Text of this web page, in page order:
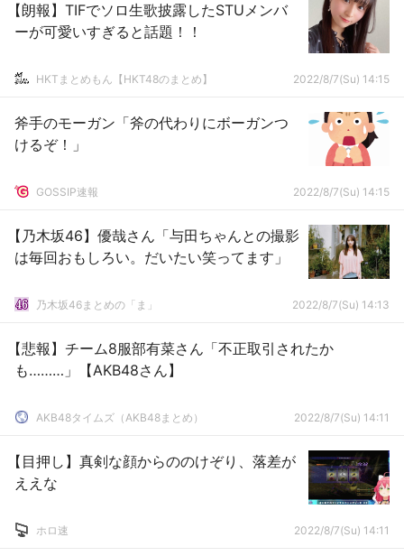
【朗報】TIFでソロ生歌披露したSTUメンバ
ーが可愛いすぎると話題！！
HKTまとめもん【HKT48のまとめ】 2022/8/7(Su) 14:15
斧手のモーガン「斧の代わりにボーガンつ
けるぞ！」
GOSSIP速報 2022/8/7(Su) 14:15
【乃木坂46】優哉さん「与田ちゃんとの撮影
は毎回おもしろい。だいたい笑ってます」
乃木坂46まとめの「ま」 2022/8/7(Su) 14:13
【悲報】チーム8服部有菜さん「不正取引されたか
も………」【AKB48さん】
AKB48タイムズ（AKB48まとめ） 2022/8/7(Su) 14:11
【目押し】真剣な顔からののけぞり、落差が
ええな
ホロ速 2022/8/7(Su) 14:11